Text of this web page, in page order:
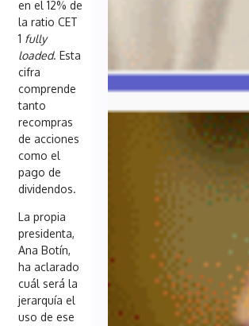
en el 12% de
la ratio CET
1 fully
loaded. Esta
cifra
comprende
tanto
recompras
de acciones
como el
pago de
dividendos.
La propia
presidenta,
Ana Botín,
ha aclarado
cuál será la
jerarquía el
uso de ese